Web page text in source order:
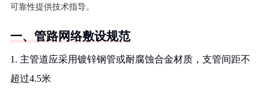
可靠性提供技术指导。
一、管路网络敷设规范
1. 主管道应采用镀锌钢管或耐腐蚀合金材质，支管间距不
超过4.5米